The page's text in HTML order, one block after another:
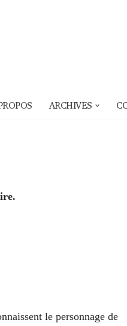
ARCHIVES
le personnage de